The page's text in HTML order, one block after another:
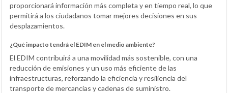
proporcionará información más completa y en tiempo real, lo que
permitirá a los ciudadanos tomar mejores decisiones en sus
desplazamientos.
¿Qué impacto tendrá el EDIM en el medio ambiente?
El EDIM contribuirá a una movilidad más sostenible, con una
reducción de emisiones y un uso más eficiente de las
infraestructuras, reforzando la eficiencia y resiliencia del
transporte de mercancías y cadenas de suministro.